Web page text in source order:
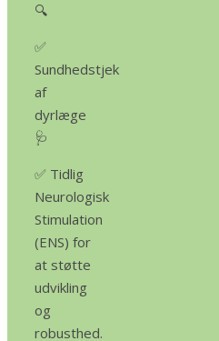
🔍
✅
Sundhedstjek
af
dyrlæge
🩺
✅ Tidlig
Neurologisk
Stimulation
(ENS) for
at støtte
udvikling
og
robusthed.